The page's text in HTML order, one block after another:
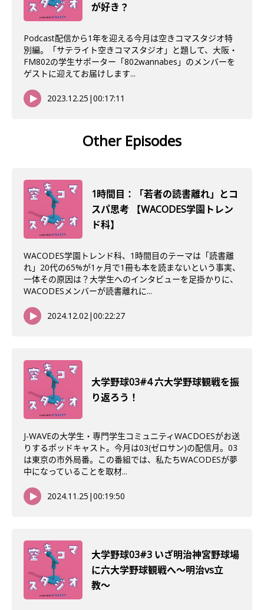
が好き？
Podcast配信から1年を迎える今月は空きコマスタジオ特
別編。「サテライト空きコマスタジオ」と題して、大阪・
FM802の学生サポーター「802wannabes」のメンバーを
ゲストに迎えてお届けします...
2023.12.25 |00:17:11
Other Episodes
1時間目：「若者の読書離れ」とコ
スパ思考 【WACODES学園トレン
ド科】
WACODES学園トレンド科、1時間目のテーマは「読書離
れ」20代の65%が1ヶ月で1冊も本を読まないという事実、
一体その原因は？大学生へのインタビューを足掛かりに、
WACODESメンバーが読書離れに...
2024.12.02|00:22:27
大学野球03#4 六大学野球観戦を振
り返ろう！
J-WAVEの大学生・専門学生コミュニティWACDOESがお送
りするポッドキャスト。今月は03(ゼロサン)の配信月。03
は東京の市外局番。この番組では、私たちWACODESが夢
中になっていることを取材...
2024.11.25 |00:19:50
大学野球03#3 いざ明治神宮野球場
に六大学野球観戦へ〜明治vs立
教〜